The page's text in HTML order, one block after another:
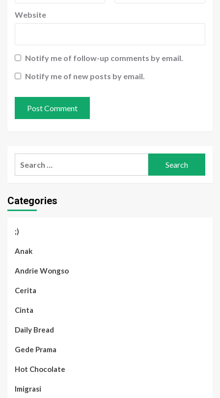
Website
Notify me of follow-up comments by email.
Notify me of new posts by email.
Categories
;)
Anak
Andrie Wongso
Cerita
Cinta
Daily Bread
Gede Prama
Hot Chocolate
Imigrasi